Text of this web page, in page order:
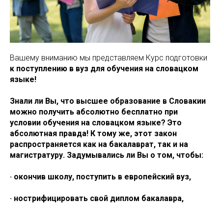
Вашему вниманию мы представляем Курс подготовки
к поступлению в вуз для обучения на словацком
языке!
Знали ли Вы, что высшее образование в Словакии
можно получить абсолютно бесплатно при
условии обучения на словацком языке? Это
абсолютная правда! К тому же, этот закон
распространяется как на бакалаврат, так и на
магистратуру. Задумывались ли Вы о том, чтобы:
· окончив школу, поступить в европейский вуз,
· нострифицировать свой диплом бакалавра,